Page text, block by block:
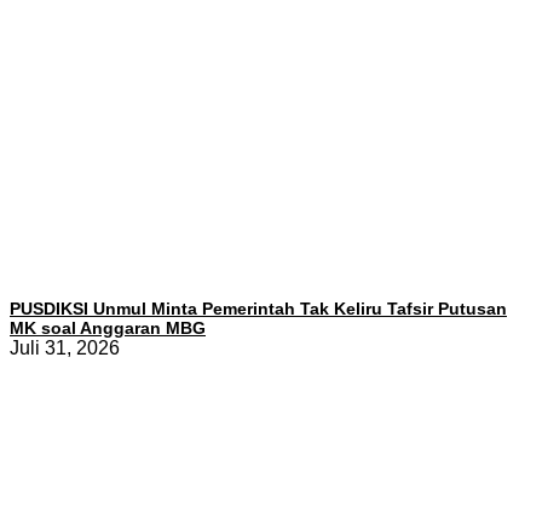
PUSDIKSI Unmul Minta Pemerintah Tak Keliru Tafsir Putusan
MK soal Anggaran MBG
Juli 31, 2026